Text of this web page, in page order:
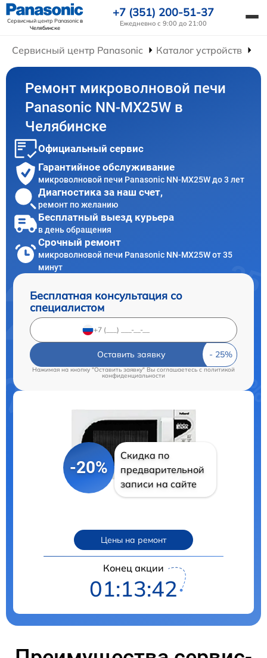
Сервисный центр Panasonicв
Челябинске
+7 (351) 200-51-37
Ежедневно с 9:00 до 21:00
Сервисный центр Panasonic Каталог устройств
Ремонт микроволновой печи
Panasonic NN-MX25W в
Челябинске
Официальный сервис
Гарантийное обслуживание
микроволновой печи Panasonic NN-MX25W до 3 лет
Диагностика за наш счет,
ремонт по желанию
Бесплатный выезд курьера
в день обращения
Срочный ремонт
микроволновой печи Panasonic NN-MX25W от 35
минут
Бесплатная консультация со
специалистом
Оставить заявку
Нажимая на кнопку "Оставить заявку" Вы соглашаетесь cполитикой
конфиденциальности
-20%
Скидка по
предварительной
записи на сайте
Цены на ремонт
Конец акции
01:13:41